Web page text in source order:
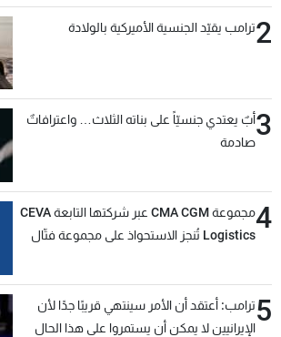
2ترامب يقيّد الجنسية الأميركية بالولادة
3أبٌ يعتدي جنسيّاً على بناته الثلاث… واعترافاتٌ
صادمة
4
مجموعة CMA CGM عبر شركتها التابعة CEVA
Logistics تُنجز الاستحواذ على مجموعة فتّال
5ترامب: أعتقد أن الأمر سينتهي قريبًا جدًا لأن
الإيرانيين لا يمكن أن يستمروا على هذا الحال
عن MTV
وظائف
شروط الإسـتخدام
سياسة الخصوصية